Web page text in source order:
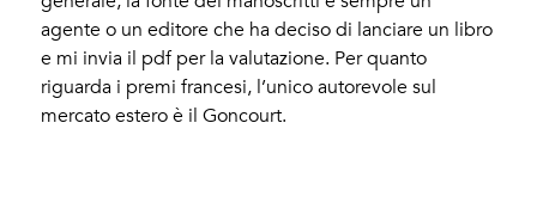
agente o un editore che ha deciso di lanciare un libro
e mi invia il pdf per la valutazione. Per quanto
riguarda i premi francesi, l’unico autorevole sul
mercato estero è il Goncourt.